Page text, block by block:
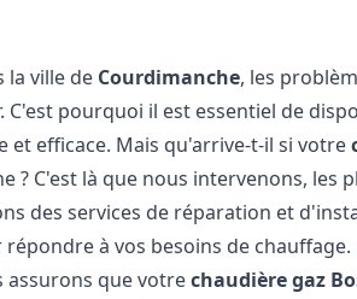
la ville de Courdimanche, les
C'est pourquoi il est essentiel de
et efficace. Mais qu'arrive-t-il si votre
? C'est là que nous intervenons, les
des services de réparation et
répondre à vos besoins de
assurons que votrechaudière gaz